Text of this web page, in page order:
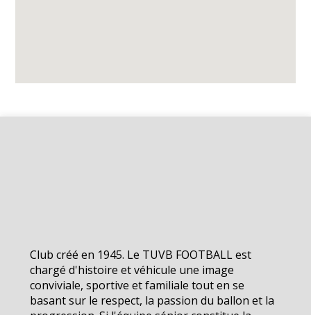
Club créé en 1945. Le TUVB FOOTBALL est
chargé d'histoire et véhicule une image
conviviale, sportive et familiale tout en se
basant sur le respect, la passion du ballon et la